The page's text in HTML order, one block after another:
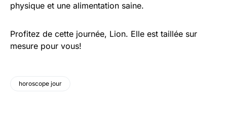
physique et une alimentation saine.
Profitez de cette journée, Lion. Elle est taillée sur
mesure pour vous!
horoscope jour